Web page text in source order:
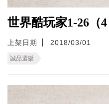
世界酷玩家1-26（4
上架日期 2018/03/01
誠品選樂